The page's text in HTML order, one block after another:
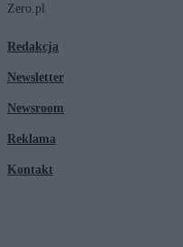
Zero.pl
Redakcja
Newsletter
Newsroom
Reklama
Kontakt